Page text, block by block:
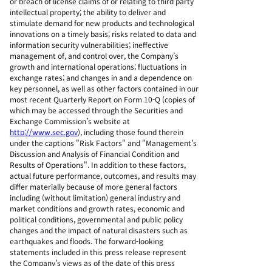
intellectual property; the ability to deliver and
stimulate demand for new products and technological
innovations on a timely basis; risks related to data and
information security vulnerabilities; ineffective
management of, and control over, the Company’s
growth and international operations; fluctuations in
exchange rates; and changes in and a dependence on
key personnel, as well as other factors contained in our
most recent Quarterly Report on Form 10-Q (copies of
which may be accessed through the Securities and
Exchange Commission’s website at
http://www.sec.gov), including those found therein
under the captions "Risk Factors" and "Management’s
Discussion and Analysis of Financial Condition and
Results of Operations". In addition to these factors,
actual future performance, outcomes, and results may
differ materially because of more general factors
including (without limitation) general industry and
market conditions and growth rates, economic and
political conditions, governmental and public policy
changes and the impact of natural disasters such as
earthquakes and floods. The forward-looking
statements included in this press release represent
the Company’s views as of the date of this press